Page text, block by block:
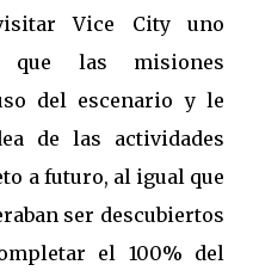
Vice City uno
que las misiones
del escenario y le
de las actividades
a futuro, al igual que
ser descubiertos
el 100% del